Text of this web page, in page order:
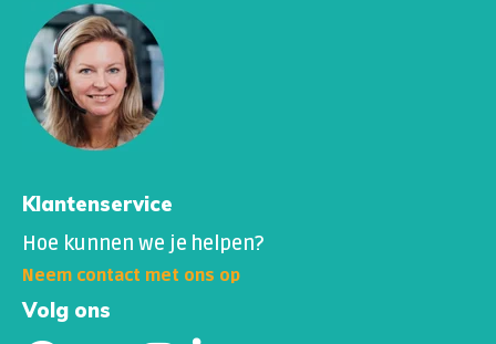
Klantenservice
Hoe kunnen we je helpen?
Neem contact met ons op
Volg ons